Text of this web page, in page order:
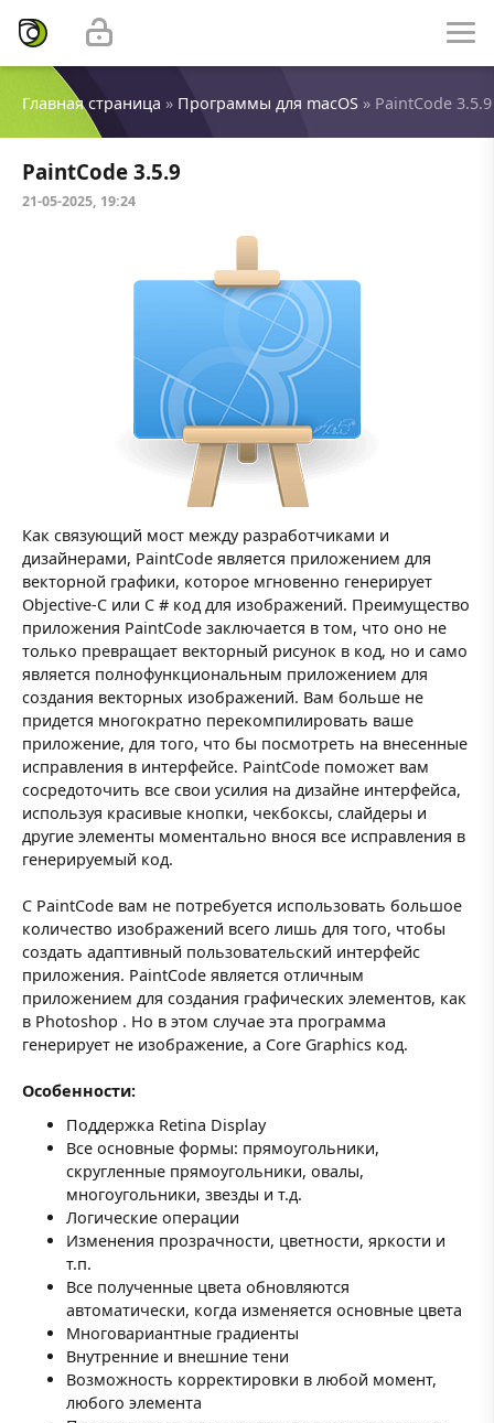
Главная страница » Программы для macOS » PaintCode 3.5.9
PaintCode 3.5.9
21-05-2025, 19:24
Как связующий мост между разработчиками и
дизайнерами, PaintCode является приложением для
векторной графики, которое мгновенно генерирует
Objective-C или C # код для изображений. Преимущество
приложения PaintCode заключается в том, что оно не
только превращает векторный рисунок в код, но и само
является полнофункциональным приложением для
создания векторных изображений. Вам больше не
придется многократно перекомпилировать ваше
приложение, для того, что бы посмотреть на внесенные
исправления в интерфейсе. PaintCode поможет вам
сосредоточить все свои усилия на дизайне интерфейса,
используя красивые кнопки, чекбоксы, слайдеры и
другие элементы моментально внося все исправления в
генерируемый код.
С PaintCode вам не потребуется использовать большое
количество изображений всего лишь для того, чтобы
создать адаптивный пользовательский интерфейс
приложения. PaintCode является отличным
приложением для создания графических элементов, как
в Photoshop . Но в этом случае эта программа
генерирует не изображение, а Core Graphics код.
Особенности:
Поддержка Retina Display
Все основные формы: прямоугольники,
скругленные прямоугольники, овалы,
многоугольники, звезды и т.д.
Логические операции
Изменения прозрачности, цветности, яркости и
т.п.
Все полученные цвета обновляются
автоматически, когда изменяется основные цвета
Многовариантные градиенты
Внутренние и внешние тени
Возможность корректировки в любой момент,
любого элемента